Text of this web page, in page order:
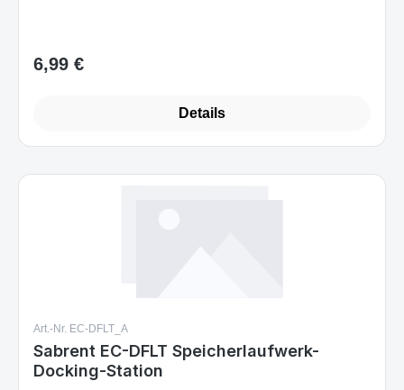
Regulärer Preis:
6,99 €
Details
Art.-Nr. EC-DFLT_A
Sabrent EC-DFLT Speicherlaufwerk-
Docking-Station